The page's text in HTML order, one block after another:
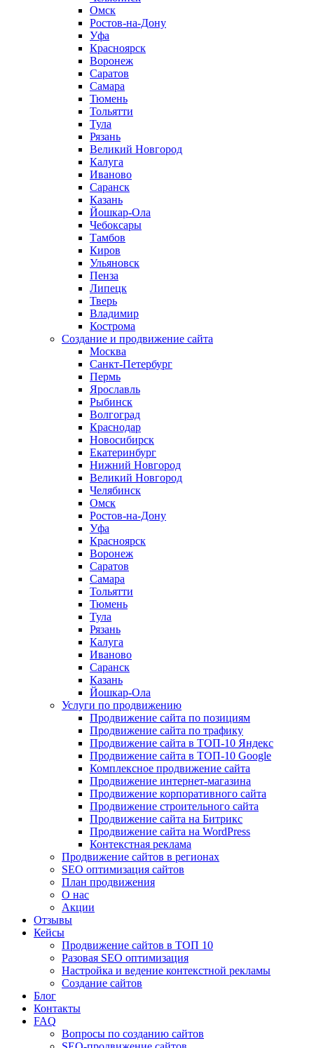
Омск
Ростов-на-Дону
Уфа
Красноярск
Воронеж
Саратов
Самара
Тюмень
Тольятти
Тула
Рязань
Великий Новгород
Калуга
Иваново
Саранск
Казань
Йошкар-Ола
Чебоксары
Тамбов
Киров
Ульяновск
Пенза
Липецк
Тверь
Владимир
Кострома
Создание и продвижение сайта
Москва
Санкт-Петербург
Пермь
Ярославль
Рыбинск
Волгоград
Краснодар
Новосибирск
Екатеринбург
Нижний Новгород
Великий Новгород
Челябинск
Омск
Ростов-на-Дону
Уфа
Красноярск
Воронеж
Саратов
Самара
Тольятти
Тюмень
Тула
Рязань
Калуга
Иваново
Саранск
Казань
Йошкар-Ола
Услуги по продвижению
Продвижение сайта по позициям
Продвижение сайта по трафику
Продвижение сайта в ТОП-10 Яндекс
Продвижение сайта в ТОП-10 Google
Комплексное продвижение сайта
Продвижение интернет-магазина
Продвижение корпоративного сайта
Продвижение строительного сайта
Продвижение сайта на Битрикс
Продвижение сайта на WordPress
Контекстная реклама
Продвижение сайтов в регионах
SEO оптимизация сайтов
План продвижения
О нас
Акции
Отзывы
Кейсы
Продвижение сайтов в ТОП 10
Разовая SEO оптимизация
Настройка и ведение контекстной рекламы
Создание сайтов
Блог
Контакты
FAQ
Вопросы по созданию сайтов